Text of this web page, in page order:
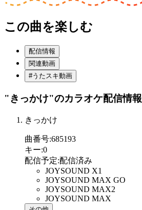
この曲を楽しむ
配信情報
関連動画
#うたスキ動画
"きっかけ"のカラオケ配信情報
きっかけ
曲番号:685193
キー:0
配信予定:配信済み
JOYSOUND X1
JOYSOUND MAX GO
JOYSOUND MAX2
JOYSOUND MAX